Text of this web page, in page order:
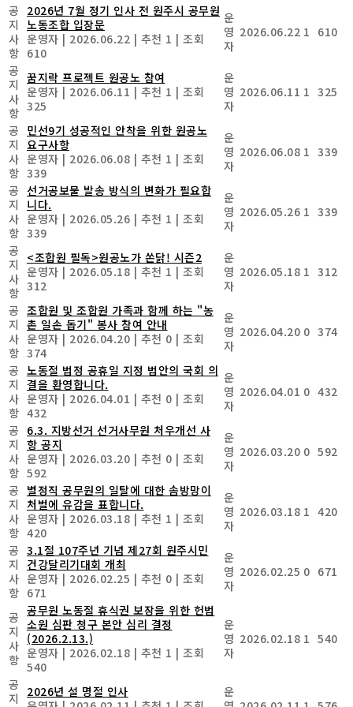
공
지
사
항
2026년 7월 정기 인사 전 원주시 공무원
노동조합 입장문
운영자 | 2026.06.22 | 추천 1 | 조회
610
운
영
자
2026.06.22 1 610
공
지
사
항
꿈지락 프로젝트 원공노 참여
운영자 | 2026.06.11 | 추천 1 | 조회
325
운
영
자
2026.06.11 1 325
공
지
사
항
민선9기 성공적인 안착을 위한 원공노
요구사항
운영자 | 2026.06.08 | 추천 1 | 조회
339
운
영
자
2026.06.08 1 339
공
지
사
항
선거공보물 발송 방식의 변화가 필요합
니다.
운영자 | 2026.05.26 | 추천 1 | 조회
339
운
영
자
2026.05.26 1 339
공
지
사
항
<조합원 필독>원공노가 쏜닭! 시즌2
운영자 | 2026.05.18 | 추천 1 | 조회
312
운
영
자
2026.05.18 1 312
공
지
사
항
조합원 및 조합원 가족과 함께 하는 "농
촌 일손 돕기" 봉사 참여 안내
운영자 | 2026.04.20 | 추천 0 | 조회
374
운
영
자
2026.04.20 0 374
공
지
사
항
노동절 법정 공휴일 지정 법안의 국회 의
결을 환영합니다.
운영자 | 2026.04.01 | 추천 0 | 조회
432
운
영
자
2026.04.01 0 432
공
지
사
항
6.3. 지방선거 선거사무원 처우개선 사
항 공지
운영자 | 2026.03.20 | 추천 0 | 조회
592
운
영
자
2026.03.20 0 592
공
지
사
항
별정직 공무원의 일탈에 대한 솜방망이
처벌에 유감을 표합니다.
운영자 | 2026.03.18 | 추천 1 | 조회
420
운
영
자
2026.03.18 1 420
공
지
사
항
3.1절 107주년 기념 제27회 원주시민
건강달리기대회 개최
운영자 | 2026.02.25 | 추천 0 | 조회
671
운
영
자
2026.02.25 0 671
공
지
사
항
공무원 노동절 휴식권 보장을 위한 헌법
소원 심판 청구 본안 심리 결정
(2026.2.13.)
운영자 | 2026.02.18 | 추천 1 | 조회
540
운
영
자
2026.02.18 1 540
공
지
2026년 설 명절 인사
운